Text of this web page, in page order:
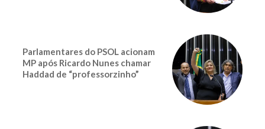
Parlamentares do PSOL acionam
MP após Ricardo Nunes chamar
Haddad de “professorzinho”